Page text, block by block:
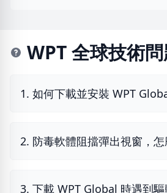
WPT 全球技術
1. 如何下載並安裝 WPT
2. 防毒軟體阻擋彈出視窗，怎
3. 下載 WPT Global 時遇到